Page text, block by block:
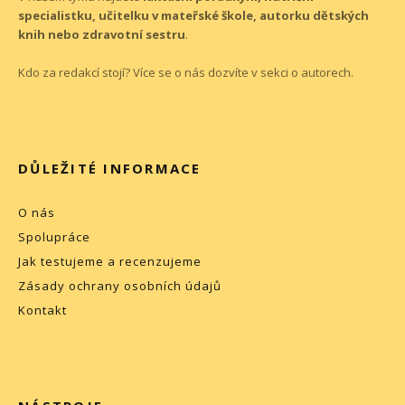
specialistku, učitelku v mateřské škole, autorku dětských
knih nebo zdravotní sestru.
Kdo za redakcí stojí? Více se o nás dozvíte v sekci o autorech.
DŮLEŽITÉ INFORMACE
O nás
Spolupráce
Jak testujeme a recenzujeme
Zásady ochrany osobních údajů
Kontakt